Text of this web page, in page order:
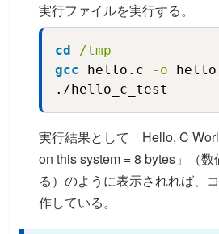
実行ファイルを実行する。
cd
/tmp
gcc hello.c -o
./hello_c_test
実行結果として「Hello, C
on this system = 8 bytes」（
る）のように表示されれば、
作している。